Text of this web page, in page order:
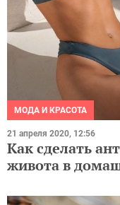
МОДА И КРАСОТА
21 апреля 2020, 12:56
Как сделать
живота в